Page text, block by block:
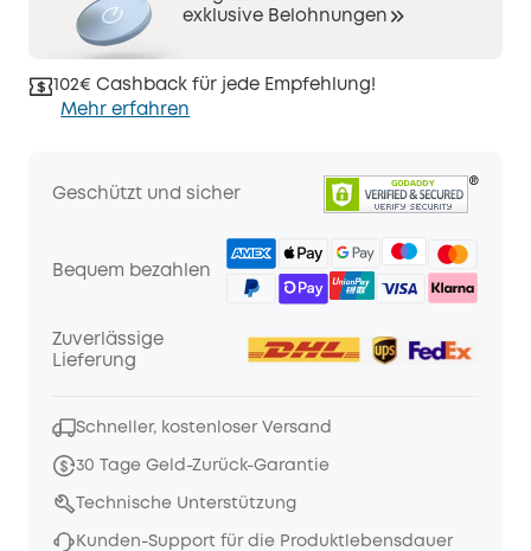
exklusive Belohnungen
102€ Cashback für jede Empfehlung!
Mehr erfahren
Geschützt und sicher
Bequem bezahlen
Zuverlässige
Lieferung
Schneller, kostenloser Versand
30 Tage Geld-Zurück-Garantie
Technische Unterstützung
Kunden-Support für die Produktlebensdauer